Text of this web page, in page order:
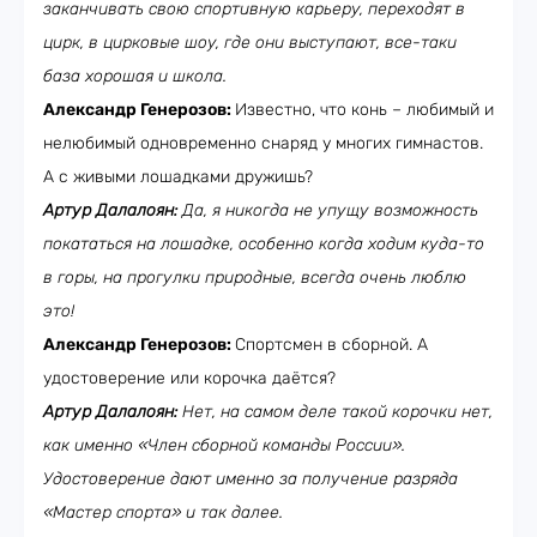
заканчивать свою спортивную карьеру, переходят в
цирк, в цирковые шоу, где они выступают, все-таки
база хорошая и школа.
Александр Генерозов: Известно, что конь – любимый и
нелюбимый одновременно снаряд у многих гимнастов.
А с живыми лошадками дружишь?
Артур Далалоян:Да, я никогда не упущу возможность
покататься на лошадке, особенно когда ходим куда-то
в горы, на прогулки природные, всегда очень люблю
это!
Александр Генерозов: Спортсмен в сборной. А
удостоверение или корочка даётся?
Артур Далалоян:Нет, на самом деле такой корочки нет,
как именно «Член сборной команды России».
Удостоверение дают именно за получение разряда
«Мастер спорта» и так далее.